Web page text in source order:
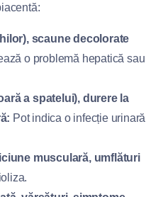
scaune decolorate
o problemă hepatică sau
a spatelui), durere la
Pot indica o infecție urinară
musculară, umflături